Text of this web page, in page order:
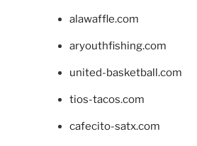
alawaffle.com
aryouthfishing.com
united-basketball.com
tios-tacos.com
cafecito-satx.com